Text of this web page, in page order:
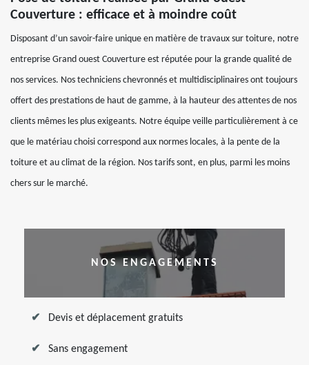
Couverture : efficace et à moindre coût
Disposant d’un savoir-faire unique en matière de travaux sur toiture, notre
entreprise Grand ouest Couverture est réputée pour la grande qualité de
nos services. Nos techniciens chevronnés et multidisciplinaires ont toujours
offert des prestations de haut de gamme, à la hauteur des attentes de nos
clients mêmes les plus exigeants. Notre équipe veille particulièrement à ce
que le matériau choisi correspond aux normes locales, à la pente de la
toiture et au climat de la région. Nos tarifs sont, en plus, parmi les moins
chers sur le marché.
NOS ENGAGEMENTS
Devis et déplacement gratuits
Sans engagement